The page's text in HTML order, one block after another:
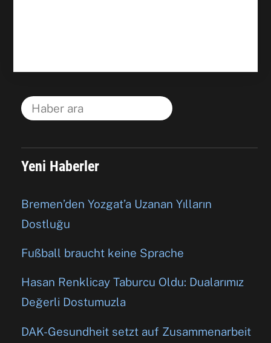
Yeni Haberler
Bremen’den Yozgat’a Uzanan Yılların
Dostluğu
Fußball braucht keine Sprache
Hasan Renklicay Taburcu Oldu: Dualarımız
Değerli Dostumuzla
DAK-Gesundheit setzt auf Zusammenarbeit